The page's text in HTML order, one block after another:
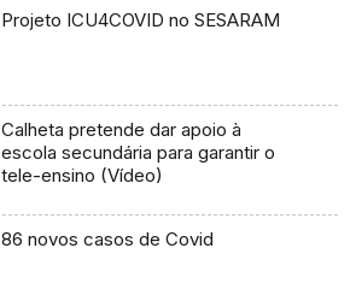
Projeto ICU4COVID no SESARAM
Calheta pretende dar apoio à
escola secundária para garantir o
tele-ensino (Vídeo)
86 novos casos de Covid